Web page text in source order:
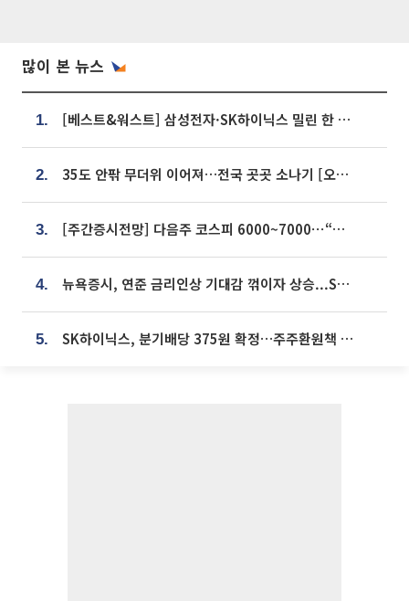
많이 본 뉴스
1. [베스트&워스트] 삼성전자·SK하이닉스 밀린 한 주…상상인증권은 85% 급등
2. 35도 안팎 무더위 이어져…전국 곳곳 소나기 [오늘 날씨]
3. [주간증시전망] 다음주 코스피 6000~7000⋯“外人 수급은 정책이 변수”
4. 뉴욕증시, 연준 금리인상 기대감 꺾이자 상승...S&P500 사상 최고치 [종합]
5. SK하이닉스, 분기배당 375원 확정…주주환원책 9월로 앞당겨 발표